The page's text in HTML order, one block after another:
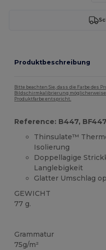
Produktbeschreibung
Bitte beachten Sie, dass die Farbe des
Bildschirmkalibrierung
Produktfarbe entspricht.
Reference: B447, BF447
Thinsulate™
Isolierung
Doppellagige
Langlebigkeit
Glatter Umschlag
GEWICHT
77 g.
Grammatur
75g/m²